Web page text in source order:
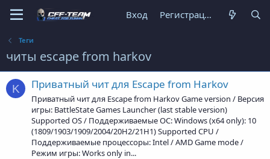
Вход Регистрация
Теги
читы escape from harkov
K Приватный чит для Escape from Harkov
Приватный чит для Escape from Harkov Game version / Версия
игры: BattleState Games Launcher (last stable version)
Supported OS / Поддерживаемые ОС: Windows (x64 only): 10
(1809/1903/1909/2004/20H2/21H1) Supported CPU /
Поддерживаемые процессоры: Intel / AMD Game mode /
Режим игры: Works only in...